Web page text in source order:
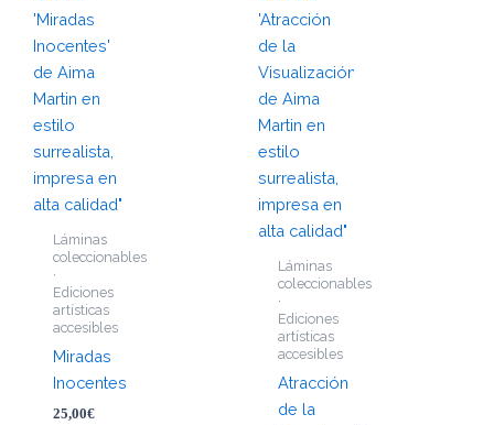
Láminas
coleccionables
·
Ediciones
artísticas
accesibles
Miradas
Inocentes
25,00€
Láminas
coleccionables
·
Ediciones
artísticas
accesibles
Atracción
de la